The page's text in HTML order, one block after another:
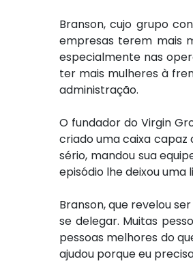
Branson, cujo grupo
empresas terem mais
especialmente nas
ter mais mulheres à
administração.
O fundador do Virgin
criado uma caixa capaz
sério, mandou sua
episódio lhe deixou
Branson, que revelou
se delegar. Muitas
pessoas melhores do
ajudou porque eu